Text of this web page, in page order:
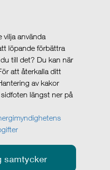
vilja använda
löpande förbättra
till det? Du kan när
att återkalla ditt
av kakor
längst ner på
samtycker